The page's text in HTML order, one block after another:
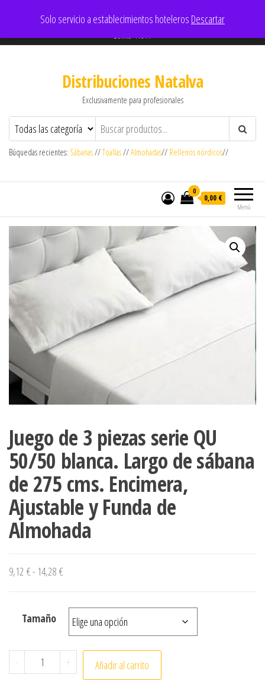
Solo servicio a establecimientos hoteleros Descartar
comercial@aldisl.com
Sevilla-41011
Distribuciones Natalva
Exclusivamente para profesionales
Búquedas recientes: Sábanas//Toallas//Almohadas// Rellenos nórdicos//
Menú
0
0,00 €
Juego de 3 piezas serie QU
50/50 blanca. Largo de sábana
de 275 cms. Encimera,
Ajustable y Funda de
Almohada
9,12 €- 14,28 €
Tamaño
- Juego de 3 piezas serie QU 50/50 blanca. Largo de
+ Añadir al carrito